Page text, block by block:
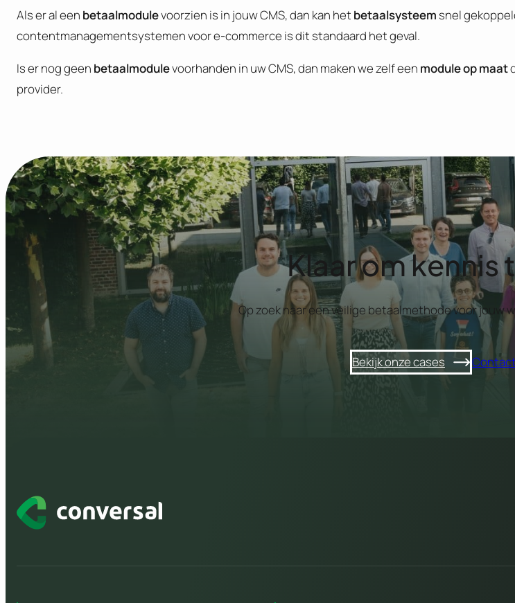
Als er al een betaalmodulevoorzien is in jouw CMS, dan kan het betaalsysteem snel
contentmanagementsystemen voor e-commerce is dit standaard het geval.
Is er nog geen betaalmodulevoorhanden in uw CMS, dan maken we zelf een module op maat
provider.
Klaar om kennis
Op zoek naar een veilige betaalmethode voor jouw
Bekijk onze cases